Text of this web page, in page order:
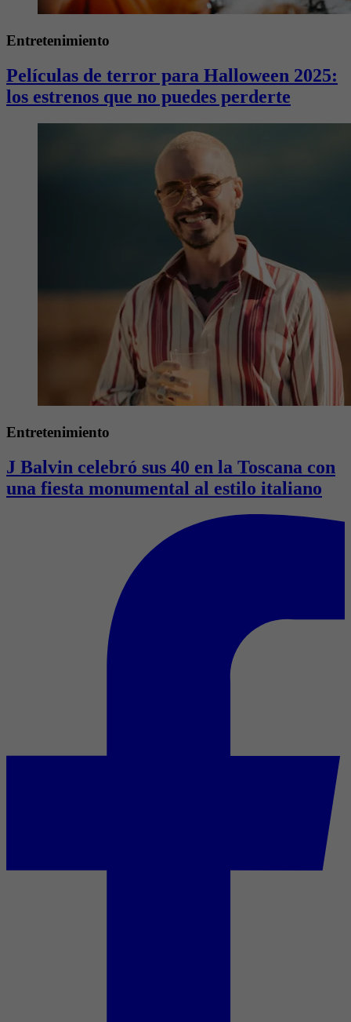
Entretenimiento
Películas de terror para Halloween 2025:
los estrenos que no puedes perderte
Entretenimiento
J Balvin celebró sus 40 en la Toscana con
una fiesta monumental al estilo italiano